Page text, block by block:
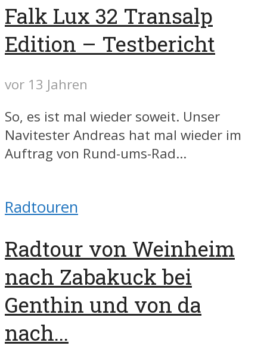
Falk Lux 32 Transalp
Edition – Testbericht
vor 13 Jahren
So, es ist mal wieder soweit. Unser
Navitester Andreas hat mal wieder im
Auftrag von Rund-ums-Rad...
Radtouren
Radtour von Weinheim
nach Zabakuck bei
Genthin und von da
nach...